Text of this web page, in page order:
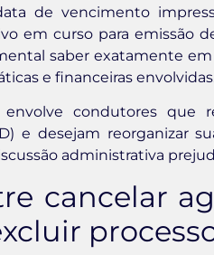
de vencimento
em curso para emissão
saber exatamente
e financeiras
envolve condutores que
e desejam reorganizar
administrativa
cancelar